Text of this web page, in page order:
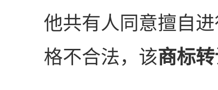
他共有人同意擅自
格不合法，该商标